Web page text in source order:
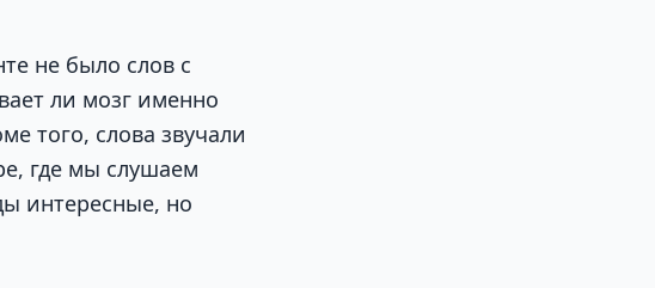
не было слов с
ли мозг именно
того, слова звучали
где мы слушаем
интересные, но